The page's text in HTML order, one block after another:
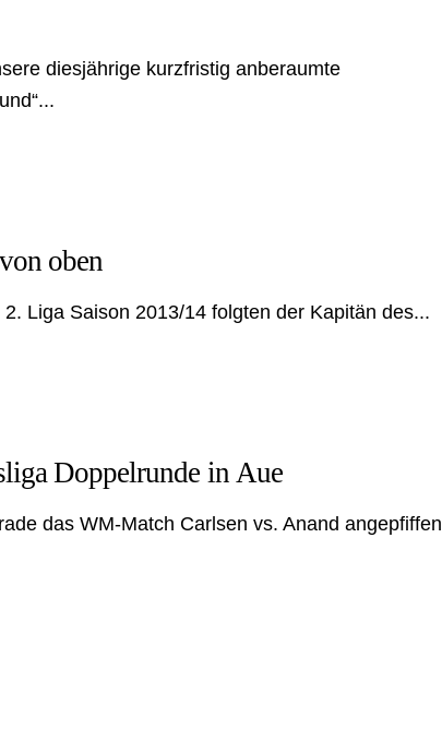
diesjährige kurzfristig anberaumte
oben
Liga Saison 2013/14 folgten der Kapitän des...
Doppelrunde in Aue
das WM-Match Carlsen vs. Anand angepfiffen